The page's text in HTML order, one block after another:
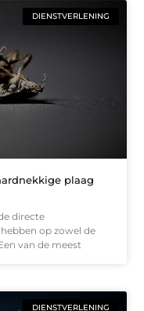
DIENSTVERLENING
plaag
directe
op zowel de
van de meest
DIENSTVERLENING